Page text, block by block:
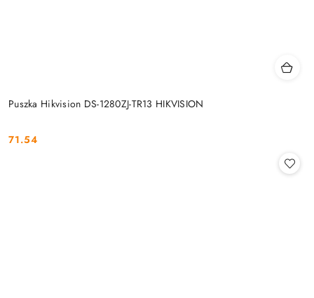
Puszka Hikvision DS-1280ZJ-TR13 HIKVISION
Cena:
71.54